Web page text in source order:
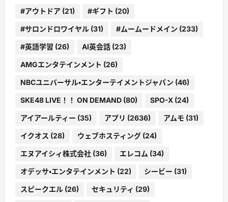
#アウトドア (21) #ギフト (20)
#サロンドロワイヤル (31) #ムームードメイン (233)
#英語学習 (26) AI英会話 (23)
AMGエンタテインメント (26)
NBCユニバーサル・エンターテイメントジャパン (46)
SKE48 LIVE！！ ON DEMAND (80) SPO-X (24)
アイアールティー (35) アプリ (2636) アムモ (31)
イクオス (28) ウェブホスティング (24)
エヌアイシィ株式会社 (36) エレコム (34)
オデッサ・エンタテインメント (22) シービー (31)
スピークエル (26) セキュリティ (29)